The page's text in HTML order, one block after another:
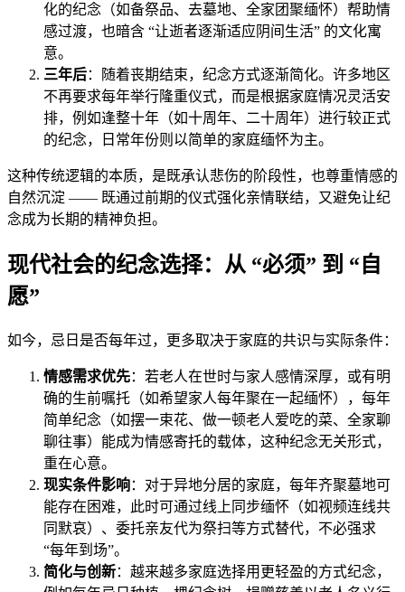
化的纪念（如备祭品、去墓地、全家团聚缅怀）帮助情
感过渡，也暗含 “让逝者逐渐适应阴间生活” 的文化寓
意。
三年后：随着丧期结束，纪念方式逐渐简化。许多地区
不再要求每年举行隆重仪式，而是根据家庭情况灵活安
排，例如逢整十年（如十周年、二十周年）进行较正式
的纪念，日常年份则以简单的家庭缅怀为主。
这种传统逻辑的本质，是既承认悲伤的阶段性，也尊重情感的
自然沉淀 —— 既通过前期的仪式强化亲情联结，又避免让纪
念成为长期的精神负担。
现代社会的纪念选择：从 “必须” 到 “自
愿”
如今，忌日是否每年过，更多取决于家庭的共识与实际条件：
情感需求优先：若老人在世时与家人感情深厚，或有明
确的生前嘱托（如希望家人每年聚在一起缅怀），每年
简单纪念（如摆一束花、做一顿老人爱吃的菜、全家聊
聊往事）能成为情感寄托的载体，这种纪念无关形式，
重在心意。
现实条件影响：对于异地分居的家庭，每年齐聚墓地可
能存在困难，此时可通过线上同步缅怀（如视频连线共
同默哀）、委托亲友代为祭扫等方式替代，不必强求
“每年到场”。
简化与创新：越来越多家庭选择用更轻盈的方式纪念，